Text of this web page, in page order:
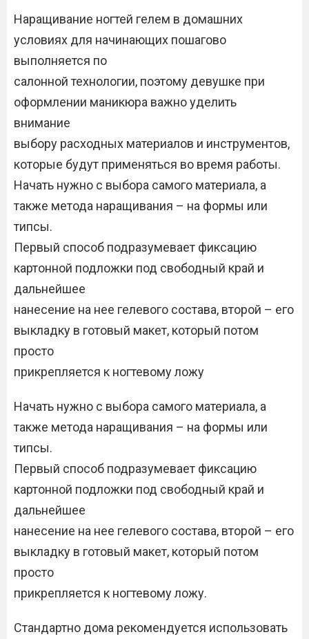
Наращивание ногтей гелем в домашних
условиях для начинающих пошагово
выполняется по
салонной технологии, поэтому девушке при
оформлении маникюра важно уделить
внимание
выбору расходных материалов и инструментов,
которые будут применяться во время работы.
Начать нужно с выбора самого материала, а
также метода наращивания – на формы или
типсы.
Первый способ подразумевает фиксацию
картонной подложки под свободный край и
дальнейшее
нанесение на нее гелевого состава, второй – его
выкладку в готовый макет, который потом
просто
прикрепляется к ногтевому ложу
Начать нужно с выбора самого материала, а
также метода наращивания – на формы или
типсы.
Первый способ подразумевает фиксацию
картонной подложки под свободный край и
дальнейшее
нанесение на нее гелевого состава, второй – его
выкладку в готовый макет, который потом
просто
прикрепляется к ногтевому ложу.
Стандартно дома рекомендуется использовать